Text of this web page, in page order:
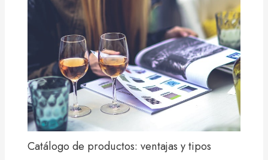
Catálogo de productos: ventajas y tipos